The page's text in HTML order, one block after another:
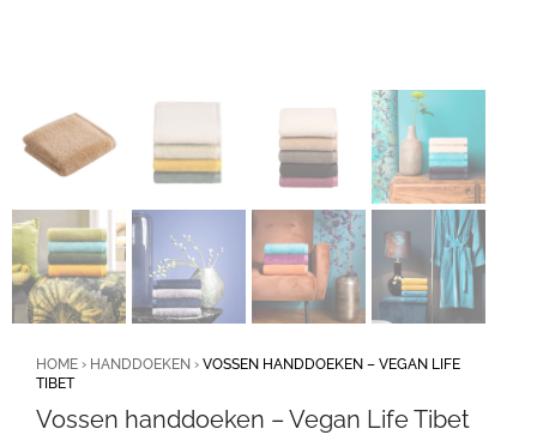
HOME › HANDDOEKEN › VOSSEN HANDDOEKEN – VEGAN LIFE
TIBET
Vossen handdoeken – Vegan Life Tibet